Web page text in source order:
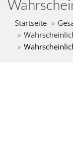
Startseite